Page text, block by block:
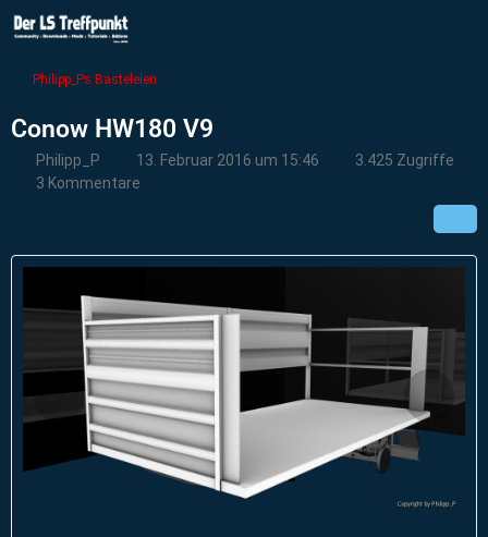
Philipp_Ps Basteleien
Conow HW180 V9
Philipp_P 13. Februar 2016 um 15:46
3.425 Zugriffe
3 Kommentare